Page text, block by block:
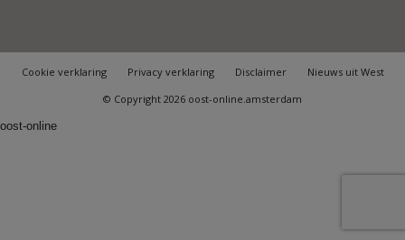
Cookie verklaring Privacy verklaring Disclaimer
Nieuws uit West
© Copyright 2026 oost-online.amsterdam
oost-online